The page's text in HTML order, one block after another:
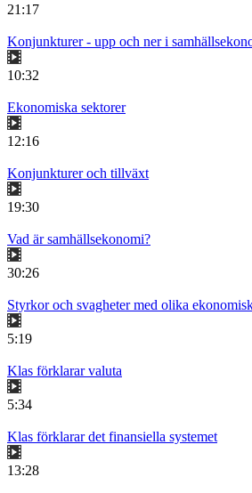
21:17
Konjunkturer - upp och ner i
10:32
Ekonomiska sektorer
12:16
Konjunkturer och tillväxt
19:30
Vad är samhällsekonomi?
30:26
Styrkor och svagheter med olika
5:19
Klas förklarar valuta
5:34
Klas förklarar det finansiella systemet
13:28